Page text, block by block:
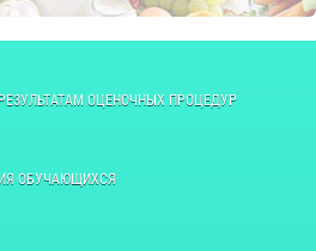
ОЦЕНОЧНЫХ ПРОЦЕДУР
ОБУЧАЮЩИХСЯ